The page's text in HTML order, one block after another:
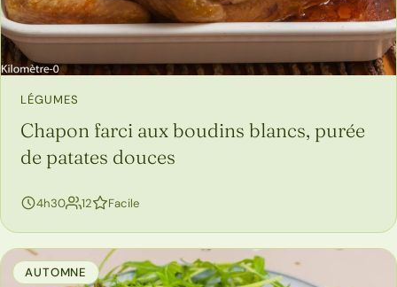
LÉGUMES
Chapon farci aux boudins blancs, purée
de patates douces
4h30 12personnes
Facile
AUTOMNE